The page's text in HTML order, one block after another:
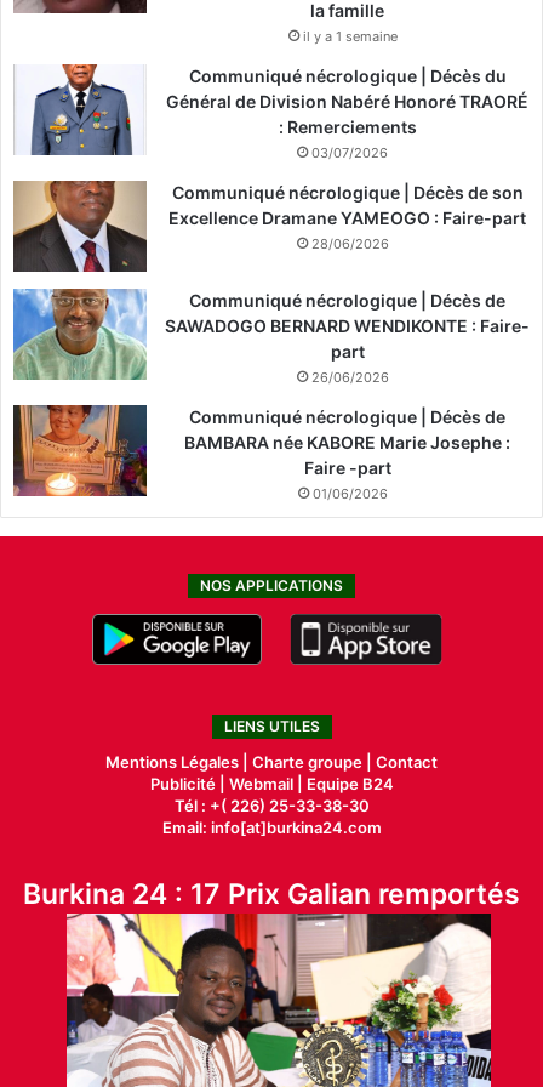
la famille
il y a 1 semaine
Communiqué nécrologique | Décès du
Général de Division Nabéré Honoré TRAORÉ
: Remerciements
03/07/2026
Communiqué nécrologique | Décès de son
Excellence Dramane YAMEOGO : Faire-part
28/06/2026
Communiqué nécrologique | Décès de
SAWADOGO BERNARD WENDIKONTE : Faire-
part
26/06/2026
Communiqué nécrologique | Décès de
BAMBARA née KABORE Marie Josephe :
Faire -part
01/06/2026
NOS APPLICATIONS
LIENS UTILES
Mentions Légales | Charte groupe | Contact
Publicité| Webmail |
Equipe B24
Tél : +( 226) 25-33-38-30
Email: info[at]burkina24.com
Burkina 24 : 17 Prix Galian remportés